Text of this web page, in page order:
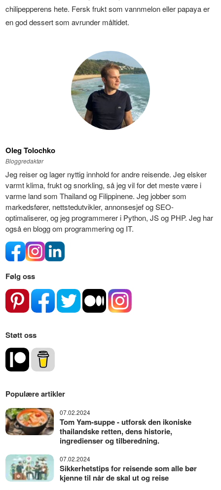
chilipepperens hete. Fersk frukt som vannmelon eller papaya er
en god dessert som avrunder måltidet.
Oleg Tolochko
Bloggredaktør
Jeg reiser og lager nyttig innhold for andre reisende. Jeg elsker
varmt klima, frukt og snorkling, så jeg vil for det meste være i
varme land som Thailand og Filippinene. Jeg jobber som
markedsfører, nettstedutvikler, annonsesjef og SEO-
optimaliserer, og jeg programmerer i Python, JS og PHP. Jeg har
også en blogg om programmering og IT.
Følg oss
Støtt oss
Populære artikler
07.02.2024
Tom Yam-suppe - utforsk den ikoniske
thailandske retten, dens historie,
ingredienser og tilberedning.
07.02.2024
Sikkerhetstips for reisende som alle bør
kjenne til når de skal ut og reise